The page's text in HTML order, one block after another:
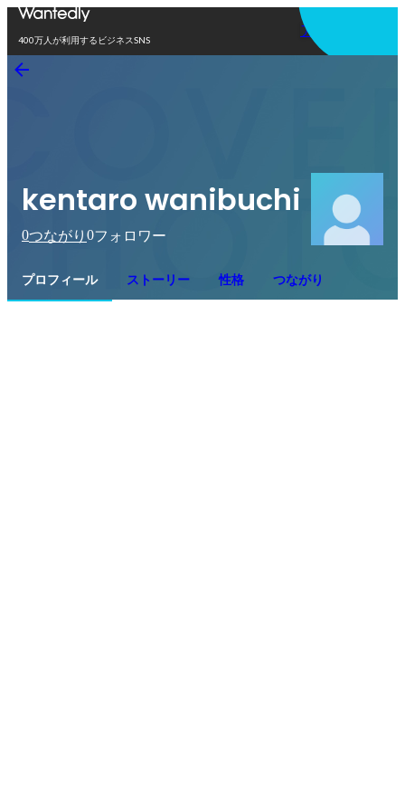
400万人が利用するビジネスSNS
アプリを使う
kentaro wanibuchi
0つながり 0フォロワー
プロフィール ストーリー 性格 つながり